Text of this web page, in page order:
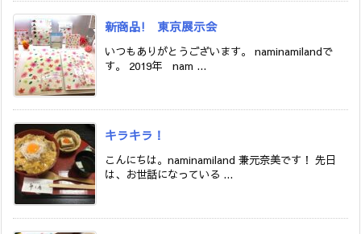
新商品! 東京展示会
いつもありがとうございます。 naminamilandで
す。 2019年 nam ...
キラキラ！
こんにちは。naminamiland 兼元奈美です！ 先日
は、お世話になっている ...